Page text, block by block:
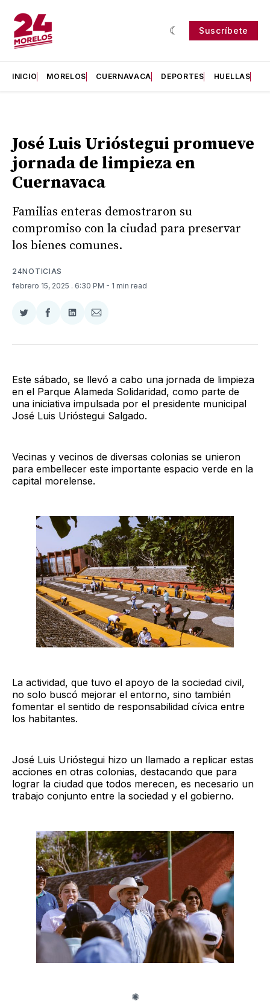
Suscríbete
INICIO MORELOS CUERNAVACA DEPORTES HUELLAS
José Luis Urióstegui promueve
jornada de limpieza en
Cuernavaca
Familias enteras demostraron su
compromiso con la ciudad para preservar
los bienes comunes.
24NOTICIAS
febrero 15, 2025 . 6:30 PM - 1 min read
Compartir
Twitter
Compartir
Facebook
Compartir
LinkedIn
Compartir
Email
Este sábado, se llevó a cabo una jornada de limpieza
en el Parque Alameda Solidaridad, como parte de
una iniciativa impulsada por el presidente municipal
José Luis Urióstegui Salgado.
Vecinas y vecinos de diversas colonias se unieron
para embellecer este importante espacio verde en la
capital morelense.
La actividad, que tuvo el apoyo de la sociedad civil,
no solo buscó mejorar el entorno, sino también
fomentar el sentido de responsabilidad cívica entre
los habitantes.
José Luis Urióstegui hizo un llamado a replicar estas
acciones en otras colonias, destacando que para
lograr la ciudad que todos merecen, es necesario un
trabajo conjunto entre la sociedad y el gobierno.